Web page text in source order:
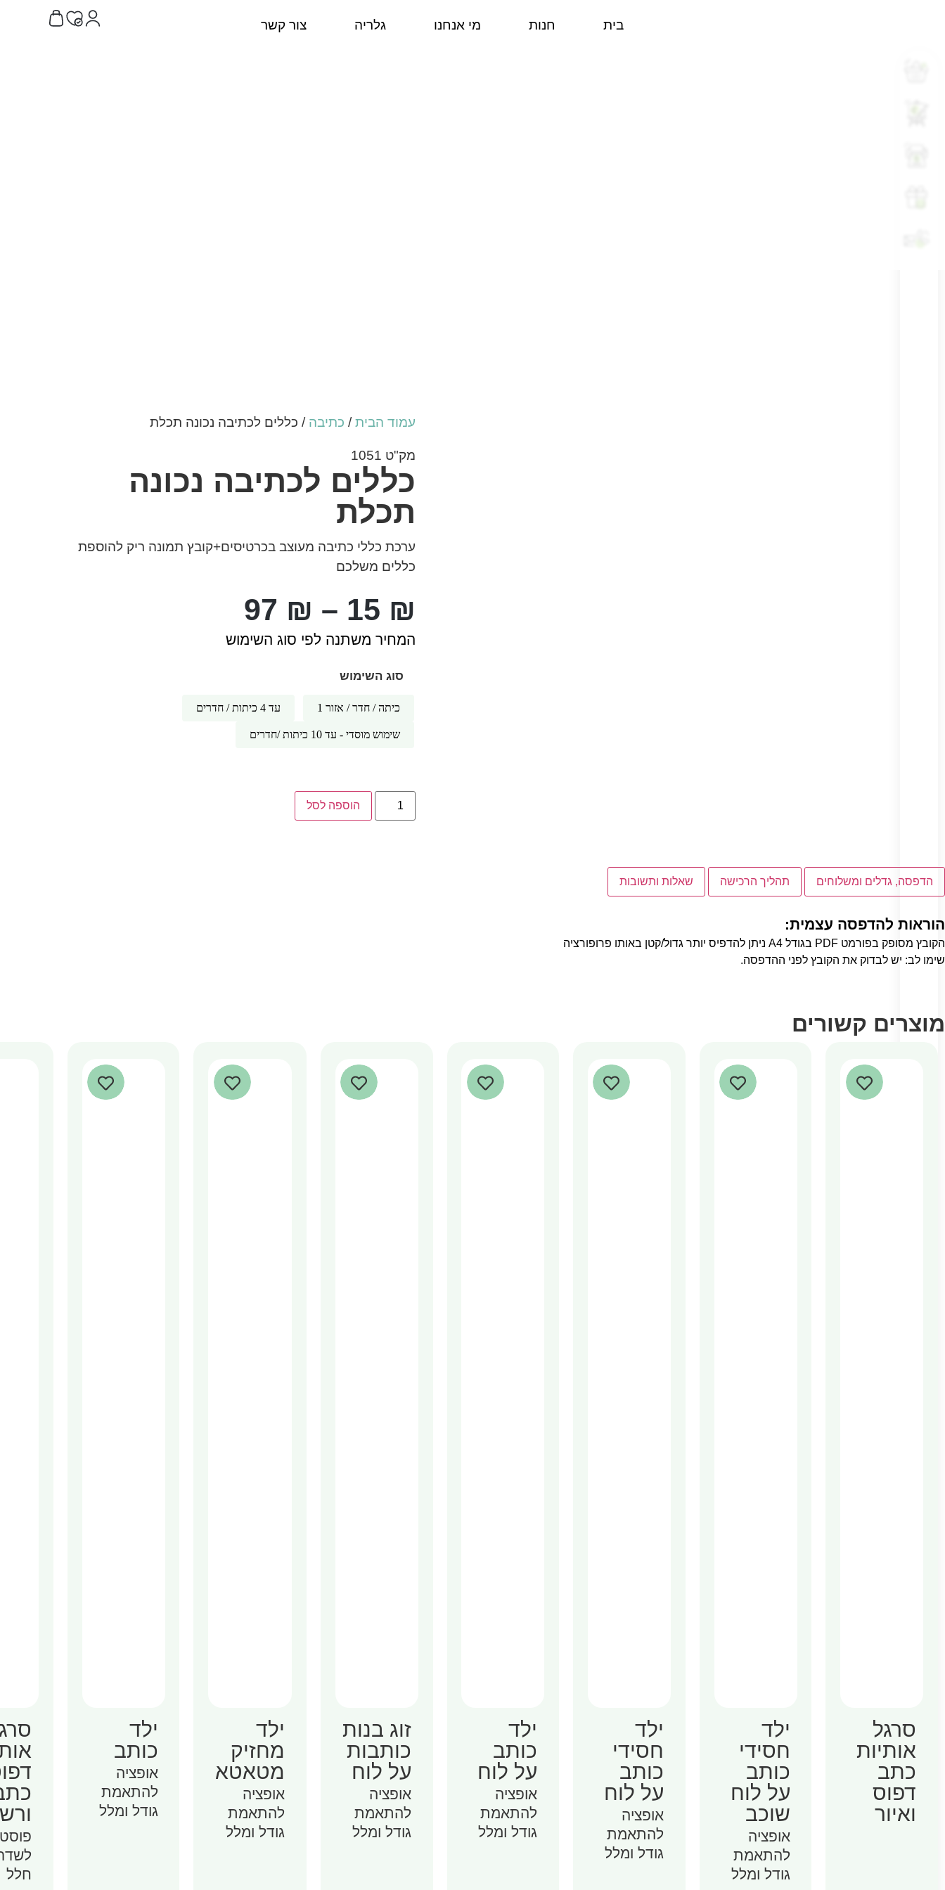
בית חנות מי אנחנו גלריה צור קשר
עמוד הבית/ כתיבה / כללים לכתיבה נכונה תכלת
מק"ט 1051
כללים לכתיבה נכונה
תכלת
ערכת כללי כתיבה מעוצב בכרטיסים+קובץ תמונה ריק להוספת
כללים משלכם
15 ₪
–
97 ₪
המחיר משתנה לפי סוג השימוש
סוג השימוש
כיתה / חדר / אזור 1 עד 4 כיתות / חדרים
שימוש מוסדי - עד 10 כיתות /חדרים
הוספה לסל
הדפסה, גדלים ומשלוחים תהליך הרכישה שאלות ותשובות
הוראות להדפסה עצמית:
הקובץ מסופק בפורמט PDF בגודל A4 ניתן להדפיס יותר גדול/קטן באותו פרופורציה
שימו לב: יש לבדוק את הקובץ לפני ההדפסה.
מוצרים קשורים
סרגל
אותיות
כתב
דפוס
ואיור
ילד
חסידי
כותב
על לוח
שוכב
אופציה
להתאמת
גודל ומלל
ילד
חסידי
כותב
על לוח
אופציה
להתאמת
גודל ומלל
ילד
כותב
על לוח
אופציה
להתאמת
גודל ומלל
זוג בנות
כותבות
על לוח
אופציה
להתאמת
גודל ומלל
ילד
מחזיק
מטאטא
אופציה
להתאמת
גודל ומלל
ילד
כותב
אופציה
להתאמת
גודל ומלל
חלל